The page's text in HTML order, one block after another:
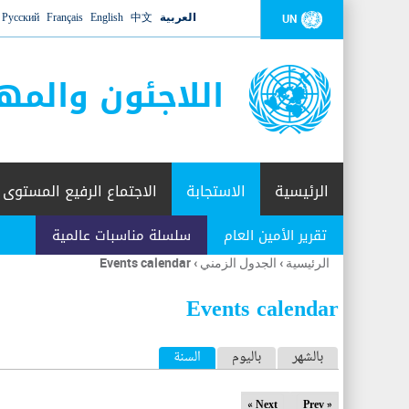
UN العربية 中文
English
Français
Русский
اللاجئون
الرئيسية الاستجابة
تقرير الأمين العام سلسلة مناسبات عالمية
الاجتماع الرفيع المستوى
أنت
هنا
الرئيسية › الجدول الزمني ›
Events calendar
Events calendar
ا
ل
بالشهر باليوم السنة (علامة التبويب النشطة)